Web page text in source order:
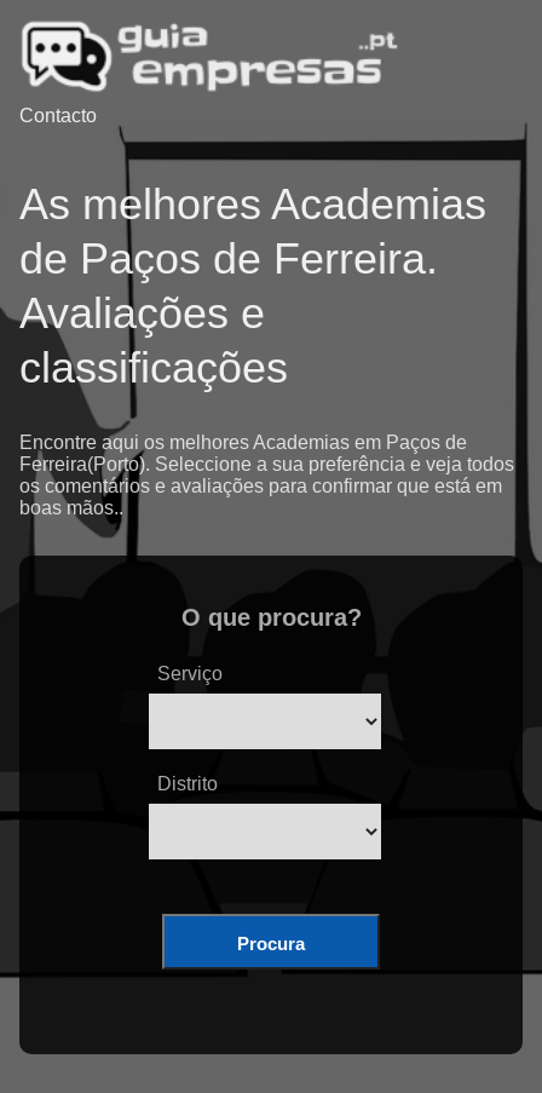
Contacto
As melhores Academias
de Paços de Ferreira.
Avaliações e
classificações
Encontre aqui os melhores Academias em Paços de
Ferreira(Porto). Seleccione a sua preferência e veja todos
os comentários e avaliações para confirmar que está em
boas mãos..
O que procura?
Serviço
Distrito
Procura